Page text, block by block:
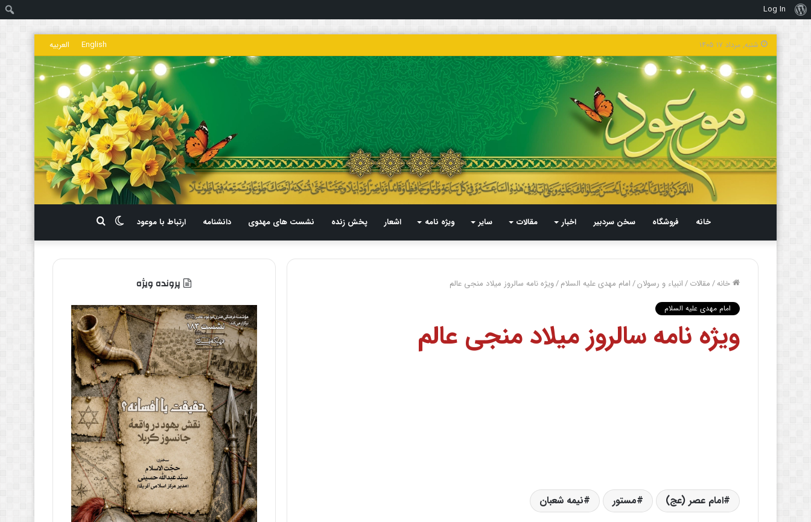
درباره
وردپرس
Log In
شنبه, مرداد ۱۷ ۱۴۰۵ English العربیه
خانه فروشگاه سخن سردبیر اخبار مقالات سایر ویژه نامه اشعار پخش زنده نشست های مهدوی دانشنامه ارتباط با موعود
برای
تغییر
پوسته
خانه/مقالات/انبیاء و رسولان/امام مهدی علیه السلام/ویژه نامه سالروز میلاد منجی عالم
امام مهدی علیه السلام
ویژه نامه سالروز میلاد منجی عالم
امام عصر (عج) مستور نیمه شعبان
پرونده ویژه